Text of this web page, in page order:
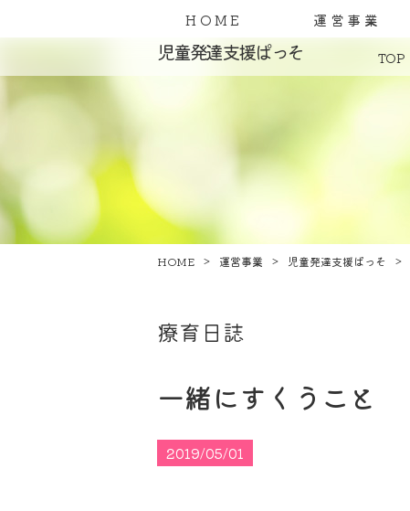
HOME 運営事業
児童発達支援ぱっそ TOP
HOME 運営事業 児童発達支援ぱっそ
療育日誌
一緒にすくうこと
2019/05/01